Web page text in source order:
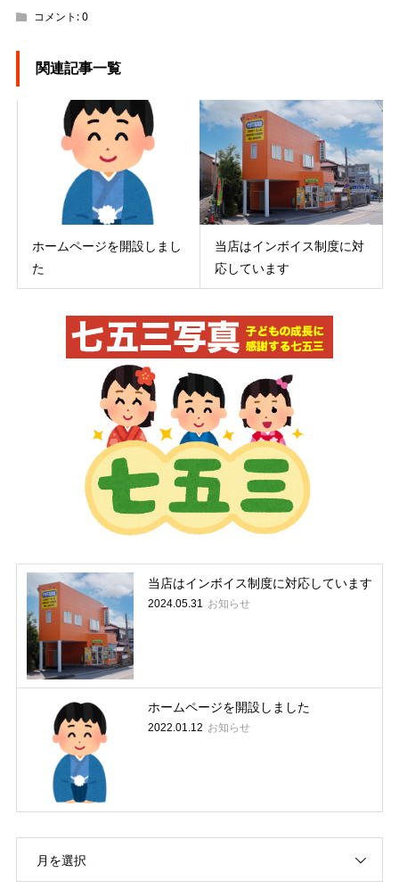
コメント:0
関連記事一覧
ホームページを開設しまし
た
当店はインボイス制度に対
応しています
当店はインボイス制度に対応しています
2024.05.31 お知らせ
ホームページを開設しました
2022.01.12 お知らせ
月を選択